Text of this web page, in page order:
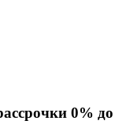
0% до